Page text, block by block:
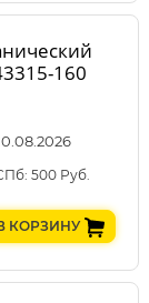
160
500 Руб.
КОРЗИНУ